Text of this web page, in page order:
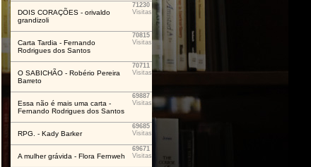
DOIS CORAÇÕES - orivaldo
grandizoli
71230
Visitas
Carta Tardia - Fernando
Rodrigues dos Santos
70815
Visitas
O SABICHÃO - Robério Pereira
Barreto
70711
Visitas
Essa não é mais uma carta -
Fernando Rodrigues dos Santos
69887
Visitas
RPG. - Kady Barker
69685
Visitas
A mulher grávida - Flora Fernweh
69671
Visitas